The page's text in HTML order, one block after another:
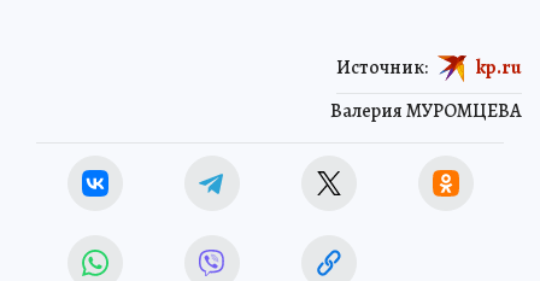
Валерия МУРОМЦЕВА
Источник: kp.ru